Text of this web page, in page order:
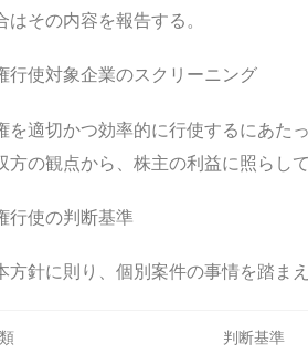
はその内容を報告する。
行使対象企業のスクリーニング
を適切かつ効率的に行使するにあた
方の観点から、株主の利益に照らし
行使の判断基準
方針に則り、個別案件の事情を踏ま
判断基準